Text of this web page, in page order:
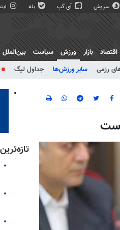
سروش آی گپ بله
اقتصاد بازار
ورزش
رزمی سایر ورزش‌ها جداول لیگ
سیاست بین‌الملل